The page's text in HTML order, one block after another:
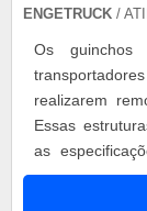
ENGETRUCK /
Os guinchos
realizarem
Essas
as
remoção.
recomenda-